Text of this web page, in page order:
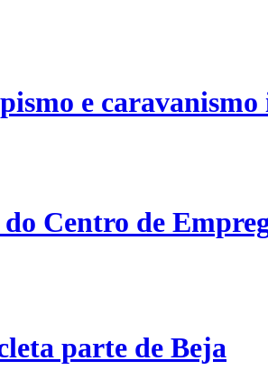
e
Centro de
parte de Beja